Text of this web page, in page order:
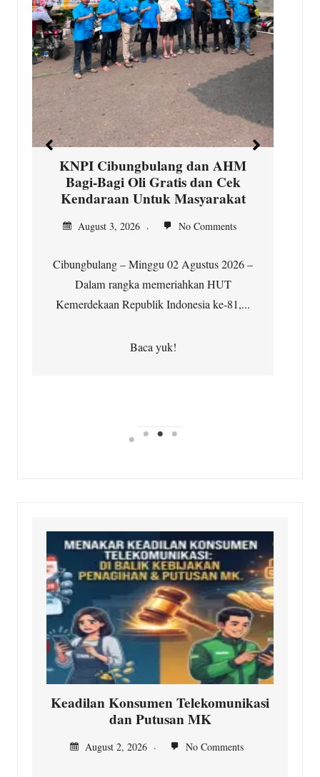
KNPI Cibungbulang dan AHM
Bagi-Bagi Oli Gratis dan Cek
Kendaraan Untuk Masyarakat
August 3, 2026 No Comments
Cibungbulang – Minggu 02 Agustus 2026 –
Dalam rangka memeriahkan HUT
Kemerdekaan Republik Indonesia ke-81,...
Baca yuk!
Keadilan Konsumen Telekomunikasi
dan Putusan MK
August 2, 2026 No Comments